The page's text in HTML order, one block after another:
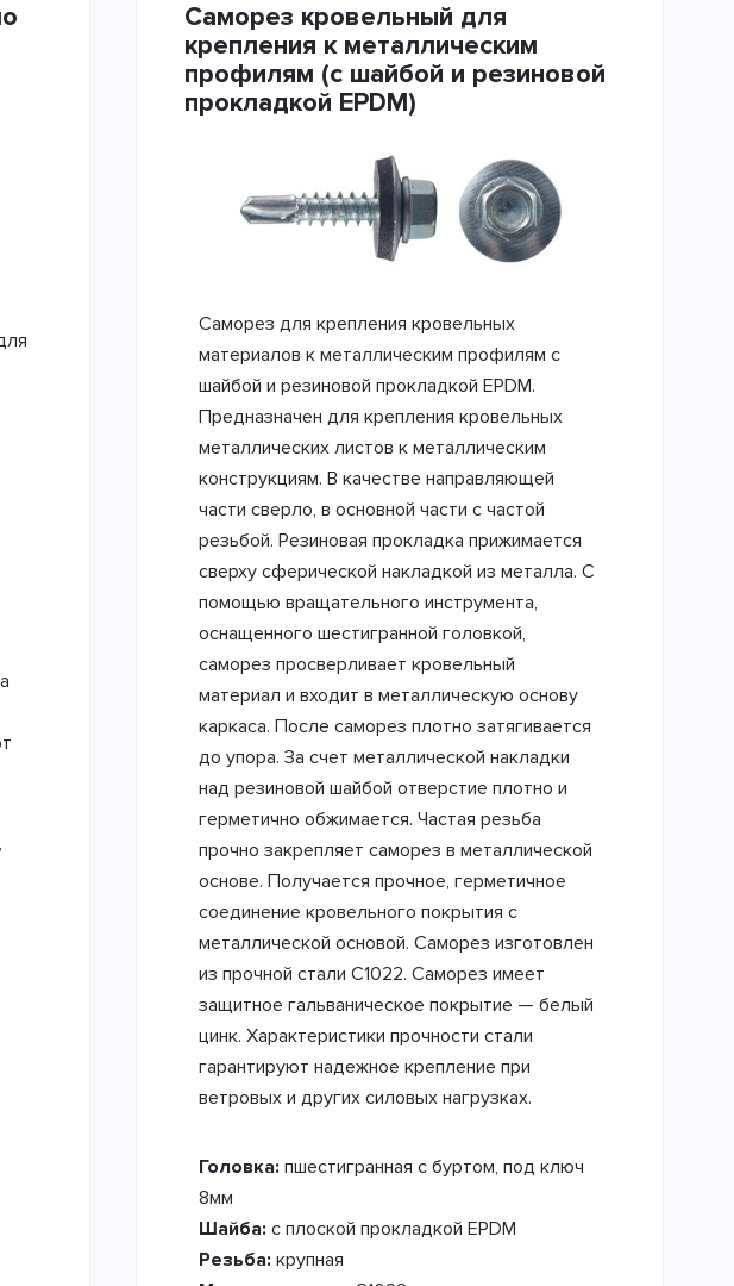
Саморез кровельный для
крепления к металлическим
профилям (с шайбой и резиновой
прокладкой EPDM)
Саморез для крепления кровельных
материалов к металлическим профилям с
шайбой и резиновой прокладкой EPDM.
Предназначен для крепления кровельных
металлических листов к металлическим
конструкциям. В качестве направляющей
части сверло, в основной части с частой
резьбой. Резиновая прокладка прижимается
сверху сферической накладкой из металла. С
помощью вращательного инструмента,
оснащенного шестигранной головкой,
саморез просверливает кровельный
материал и входит в металлическую основу
каркаса. После саморез плотно затягивается
до упора. За счет металлической накладки
над резиновой шайбой отверстие плотно и
герметично обжимается. Частая резьба
прочно закрепляет саморез в металлической
основе. Получается прочное, герметичное
соединение кровельного покрытия с
металлической основой. Саморез изготовлен
из прочной стали С1022. Саморез имеет
защитное гальваническое покрытие — белый
цинк. Характеристики прочности стали
гарантируют надежное крепление при
ветровых и других силовых нагрузках.
Головка:пшестигранная с буртом, под ключ
8мм
Шайба:с плоской прокладкой EPDM
Резьба:крупная